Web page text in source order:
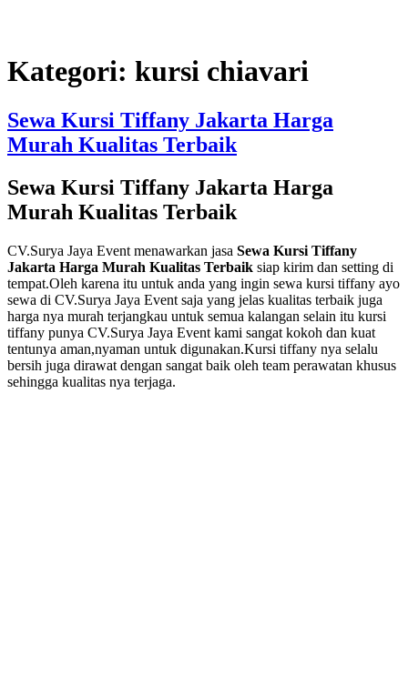
Kategori: kursi chiavari
Sewa Kursi Tiffany Jakarta Harga
Murah Kualitas Terbaik
Sewa Kursi Tiffany Jakarta Harga
Murah Kualitas Terbaik
CV.Surya Jaya Event menawarkan jasa Sewa Kursi Tiffany
Jakarta Harga Murah Kualitas Terbaik siap kirim dan setting di
tempat.Oleh karena itu untuk anda yang ingin sewa kursi tiffany ayo
sewa di CV.Surya Jaya Event saja yang jelas kualitas terbaik juga
harga nya murah terjangkau untuk semua kalangan selain itu kursi
tiffany punya CV.Surya Jaya Event kami sangat kokoh dan kuat
tentunya aman,nyaman untuk digunakan.Kursi tiffany nya selalu
bersih juga dirawat dengan sangat baik oleh team perawatan khusus
sehingga kualitas nya terjaga.